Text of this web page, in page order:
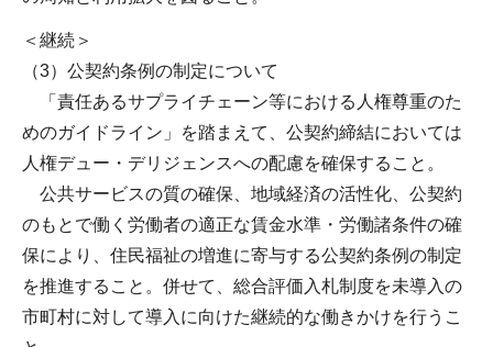
＜継続＞
（3）公契約条例の制定について
「責任あるサプライチェーン等における人権尊重のた
めのガイドライン」を踏まえて、公契約締結においては
人権デュー・デリジェンスへの配慮を確保すること。
公共サービスの質の確保、地域経済の活性化、公契約
のもとで働く労働者の適正な賃金水準・労働諸条件の確
保により、住民福祉の増進に寄与する公契約条例の制定
を推進すること。併せて、総合評価入札制度を未導入の
市町村に対して導入に向けた継続的な働きかけを行うこ